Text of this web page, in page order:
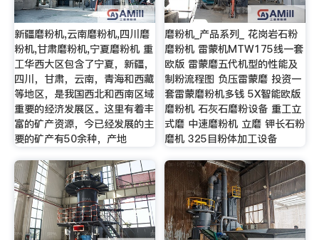
新疆磨粉机,云南磨粉机,四川磨
粉机,甘肃磨粉机,宁夏磨粉机 重
工华西大区包含了宁夏，新疆，
四川，甘肃，云南，青海和西藏
等地区，是我国西北和西南区域
重要的经济发展区。这里有着丰
富的矿产资源，今已经发展的主
要的矿产有50余种，产地
磨粉机_产品系列_ 花岗岩石粉
磨粉机 雷蒙机MTW175线一套
欧版 雷蒙磨五代机型的性能及
制粉流程图 负压雷蒙磨 投资一
套雷蒙磨粉机多钱 5X智能欧版
磨粉机 石灰石磨粉设备 重工立
式磨 中速磨粉机 立磨 钾长石粉
磨机 325目粉体加工设备